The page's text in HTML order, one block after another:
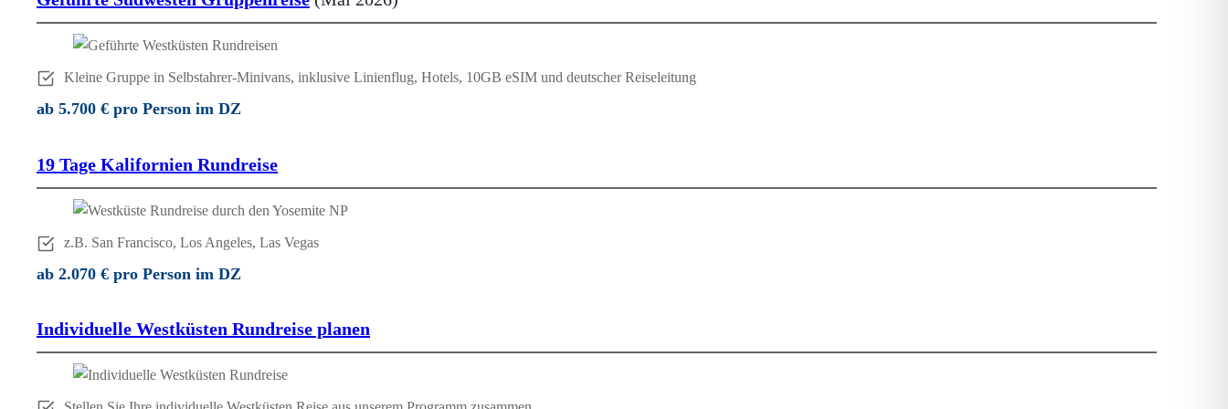
Kleine Gruppe in Selbstahrer-Minivans, inklusive Linienflug, Hotels, 10GB eSIM und deutscher Reiseleitung
ab 5.700 € pro Person im DZ
19 Tage Kalifornien Rundreise
z.B. San Francisco, Los Angeles, Las Vegas
ab 2.070 € pro Person im DZ
Individuelle Westküsten Rundreise planen